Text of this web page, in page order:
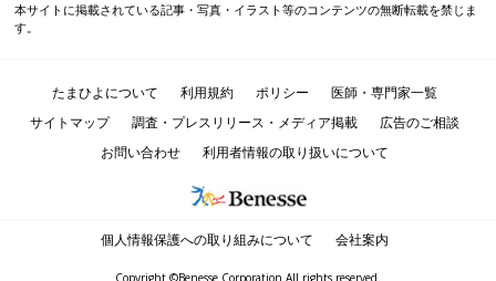
本サイトに掲載されている記事・写真・イラスト等のコンテンツの無断転載を禁じま
す。
たまひよについて 利用規約 ポリシー
医師・専門家一覧
サイトマップ
調査・プレスリリース・メディア掲載
広告のご相談
お問い合わせ
利用者情報の取り扱いについて
個人情報保護への取り組みについて 会社案内